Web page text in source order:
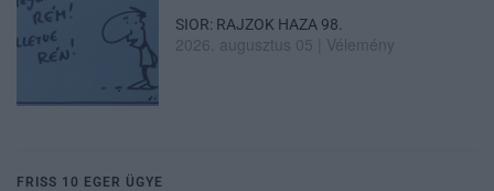
SIOR: RAJZOK HAZA 98.
2026. augusztus 05 Vélemény
FRISS 10 EGER ÜGYE